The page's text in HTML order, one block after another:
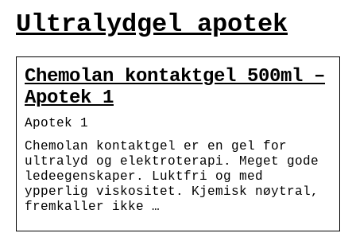
Ultralydgel apotek
Chemolan kontaktgel 500ml –
Apotek 1
Apotek 1
Chemolan kontaktgel er en gel for
ultralyd og elektroterapi. Meget gode
ledeegenskaper. Luktfri og med
ypperlig viskositet. Kjemisk nøytral,
fremkaller ikke …